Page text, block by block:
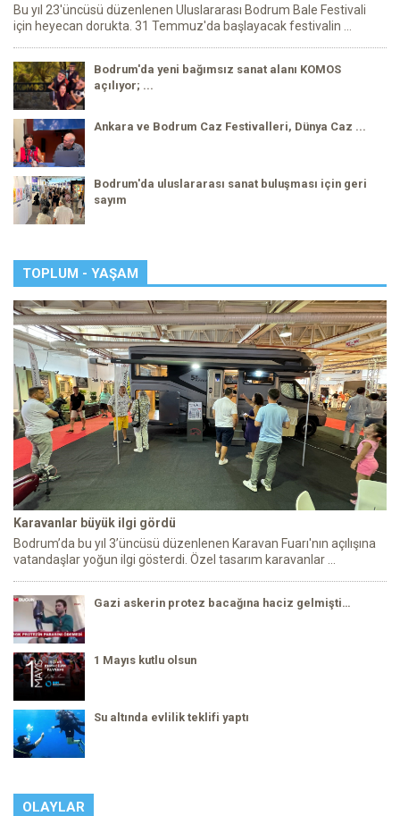
Bu yıl 23'üncüsü düzenlenen Uluslararası Bodrum Bale Festivali
için heyecan dorukta. 31 Temmuz'da başlayacak festivalin ...
Bodrum'da yeni bağımsız sanat alanı KOMOS
açılıyor; ...
Ankara ve Bodrum Caz Festivalleri, Dünya Caz ...
Bodrum'da uluslararası sanat buluşması için geri
sayım
TOPLUM - YAŞAM
Karavanlar büyük ilgi gördü
Bodrum’da bu yıl 3’üncüsü düzenlenen Karavan Fuarı'nın açılışına
vatandaşlar yoğun ilgi gösterdi. Özel tasarım karavanlar ...
Gazi askerin protez bacağına haciz gelmişti…
1 Mayıs kutlu olsun
Su altında evlilik teklifi yaptı
OLAYLAR